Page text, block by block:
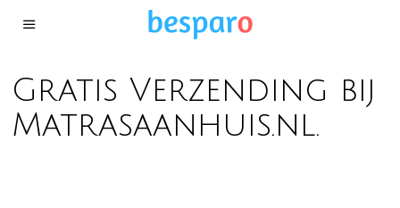
Gratis Verzending bij
Matrasaanhuis.nl.